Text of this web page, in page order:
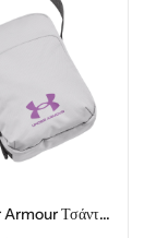
Under Armour Τσάντα Ώμου SportStyle Lite Crossbody 1381912-014 Γκρι